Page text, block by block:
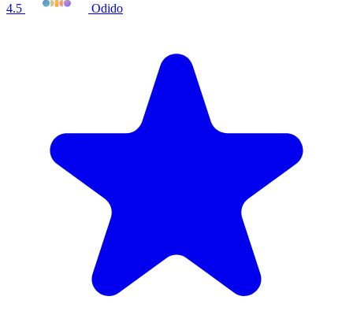
4.5 Odido